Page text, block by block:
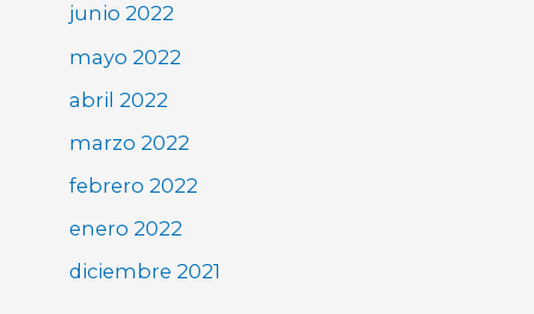
junio 2022
mayo 2022
abril 2022
marzo 2022
febrero 2022
enero 2022
diciembre 2021